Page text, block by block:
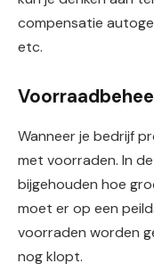
compensatie
etc.
Wanneer je bedrijf
met voorraden. In
bijgehouden hoe
moet er op een
voorraden worden
nog klopt.